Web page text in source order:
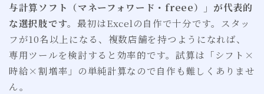
与計算ソフト（マネーフォワード・freee）」が代表的
な選択肢です。 最初はExcelの自作で十分です。スタッ
フが10名以上になる、複数店舗を持つようになれば、
専用ツールを検討すると効率的です。試算は「シフト×
時給×割増率」の単純計算なので自作も難しくありませ
ん。